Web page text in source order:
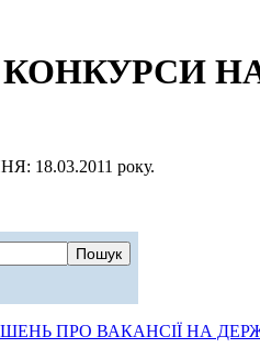
18.03.2011 року.
ПРО ВАКАНСІЇ НА